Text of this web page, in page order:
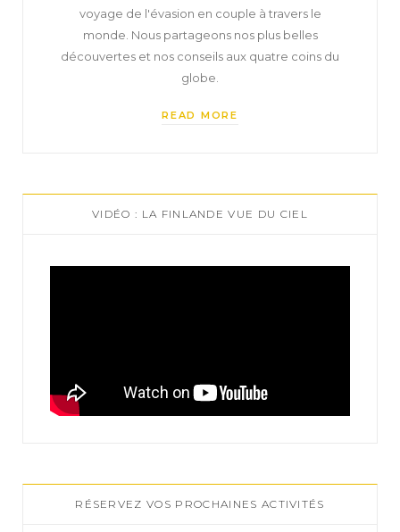
voyage de l'évasion en couple à travers le
monde. Nous partageons nos plus belles
découvertes et nos conseils aux quatre coins du
globe.
READ MORE
VIDÉO : LA FINLANDE VUE DU CIEL
RÉSERVEZ VOS PROCHAINES ACTIVITÉS